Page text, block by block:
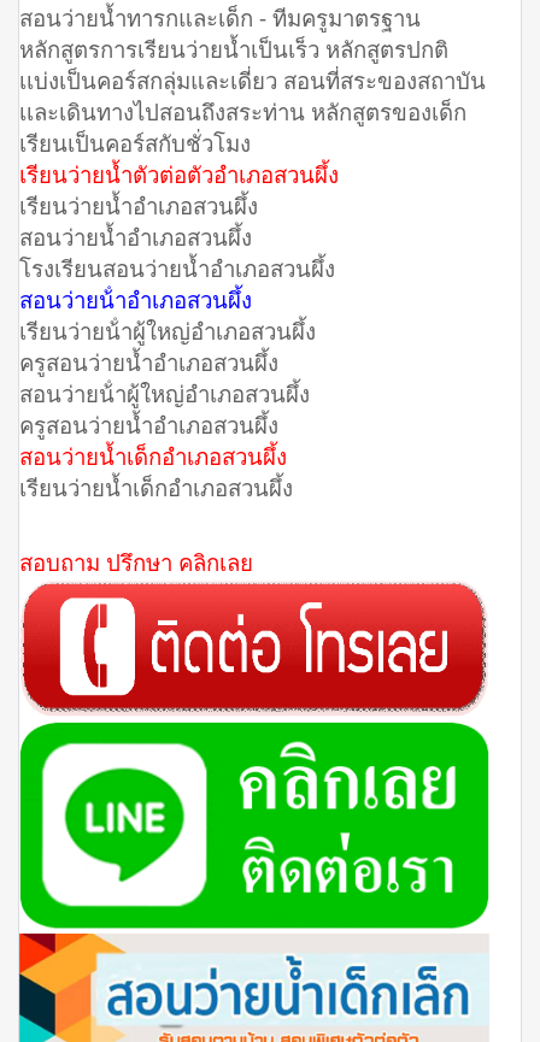
สอนว่ายน้ำทารกและเด็ก - ทีมครูมาตรฐาน
หลักสูตรการเรียนว่ายน้ำเป็นเร็ว หลักสูตรปกติ
เเบ่งเป็นคอร์สกลุ่มและเดี่ยว สอนที่สระของสถาบัน
เเละเดินทางไปสอนถึงสระท่าน หลักสูตรของเด็ก
เรียนเป็นคอร์สกับชั่วโมง
เรียนว่ายน้ำตัวต่อตัวอำเภอสวนผึ้ง
เรียนว่ายน้ำอำเภอสวนผึ้ง
สอนว่ายน้ำอำเภอสวนผึ้ง
โรงเรียนสอนว่ายน้ำอำเภอสวนผึ้ง
สอนว่ายน้ําอำเภอสวนผึ้ง
เรียนว่ายน้ําผู้ใหญ่อำเภอสวนผึ้ง
ครูสอนว่ายน้ำอำเภอสวนผึ้ง
สอนว่ายน้ําผู้ใหญ่อำเภอสวนผึ้ง
ครูสอนว่ายน้ำอำเภอสวนผึ้ง
สอนว่ายน้ำเด็กอำเภอสวนผึ้ง
เรียนว่ายน้ำเด็กอำเภอสวนผึ้ง
สอบถาม ปรึกษา คลิกเลย